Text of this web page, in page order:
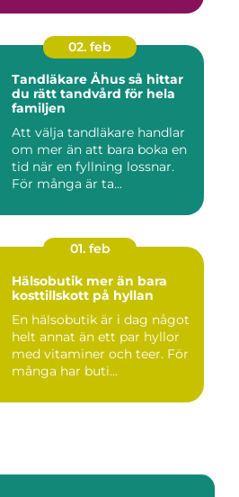
02. feb
Tandläkare Åhus så hittar
du rätt tandvård för hela
familjen
Att välja tandläkare handlar
om mer än att bara boka en
tid när en fyllning lossnar.
För många är ta...
01. feb
Hälsobutik mer än bara
kosttillskott på hyllan
En hälsobutik är i dag något
helt annat än ett par hyllor
med vitaminer och teer. För
många har buti...